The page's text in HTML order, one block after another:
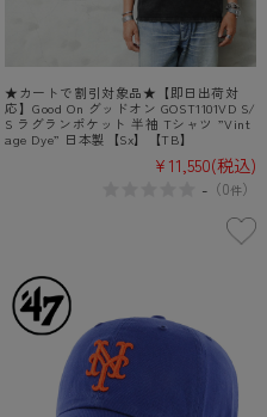
★カートで割引対象品★【即日出荷対
応】Good On グッドオン GOST1101VD S/
S ラグランポケット 半袖 Tシャツ ”Vint
age Dye” 日本製【Sx】【TB】
¥11,550(税込)
- （0件）